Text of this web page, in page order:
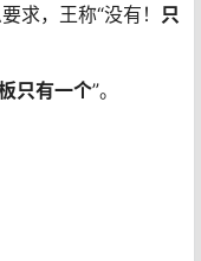
求，王称“没有！ 只
只有一个”。